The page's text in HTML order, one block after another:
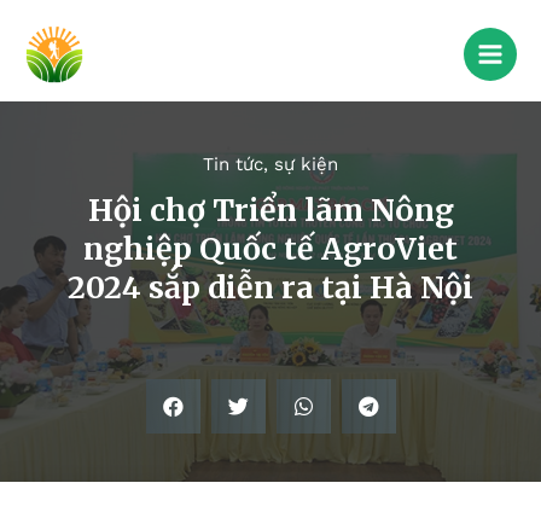
Tin tức, sự kiện
Hội chợ Triển lãm Nông
nghiệp Quốc tế AgroViet
2024 sắp diễn ra tại Hà Nội